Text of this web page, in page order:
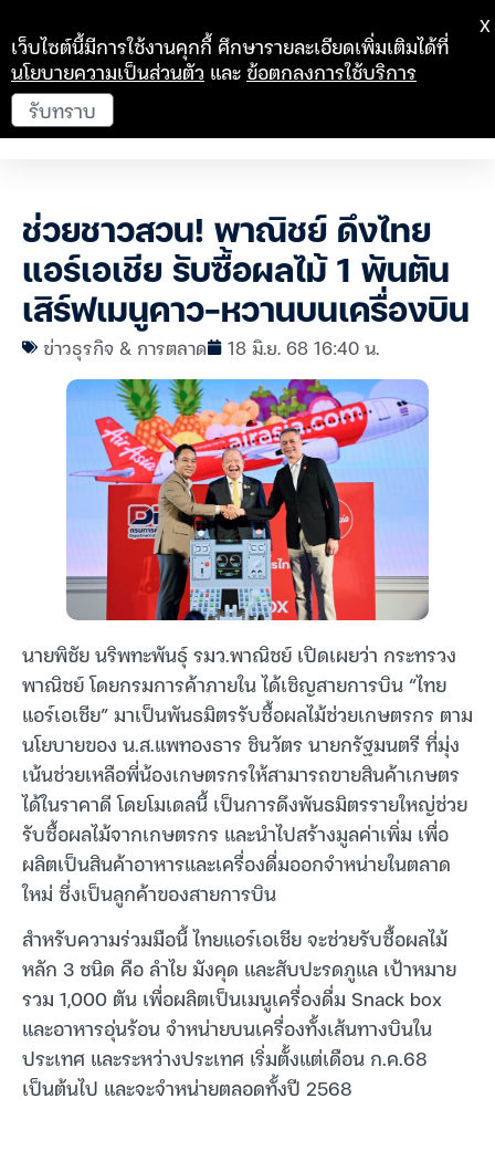
ช่วยชาวสวน! พาณิชย์ ดึงไทย
แอร์เอเชีย รับซื้อผลไม้ 1 พันตัน
เสิร์ฟเมนูคาว-หวานบนเครื่องบิน
ข่าวธุรกิจ & การตลาด 18 มิ.ย. 68 16:40 น.
นายพิชัย นริพทะพันธุ์ รมว.พาณิชย์ เปิดเผยว่า กระทรวง
พาณิชย์ โดยกรมการค้าภายใน ได้เชิญสายการบิน “ไทย
แอร์เอเชีย” มาเป็นพันธมิตรรับซื้อผลไม้ช่วยเกษตรกร ตาม
นโยบายของ น.ส.แพทองธาร ชินวัตร นายกรัฐมนตรี ที่มุ่ง
เน้นช่วยเหลือพี่น้องเกษตรกรให้สามารถขายสินค้าเกษตร
ได้ในราคาดี โดยโมเดลนี้ เป็นการดึงพันธมิตรรายใหญ่ช่วย
รับซื้อผลไม้จากเกษตรกร และนำไปสร้างมูลค่าเพิ่ม เพื่อ
ผลิตเป็นสินค้าอาหารและเครื่องดื่มออกจำหน่ายในตลาด
ใหม่ ซึ่งเป็นลูกค้าของสายการบิน
สำหรับความร่วมมือนี้ ไทยแอร์เอเชีย จะช่วยรับซื้อผลไม้
หลัก 3 ชนิด คือ ลำไย มังคุด และสับปะรดภูแล เป้าหมาย
รวม 1,000 ตัน เพื่อผลิตเป็นเมนูเครื่องดื่ม Snack box
และอาหารอุ่นร้อน จำหน่ายบนเครื่องทั้งเส้นทางบินใน
ประเทศ และระหว่างประเทศ เริ่มตั้งแต่เดือน ก.ค.68
เป็นต้นไป และจะจำหน่ายตลอดทั้งปี 2568
เว็บไซต์นี้มีการใช้งานคุกกี้ ศึกษารายละเอียดเพิ่มเติมได้ที่
นโยบายความเป็นส่วนตัว และข้อตกลงการใช้บริการ
รับทราบ
X